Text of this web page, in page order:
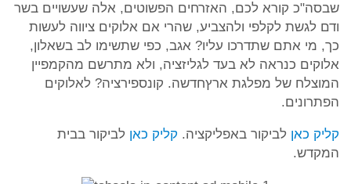
שבסה"כ קורא לכם, האזרחים הפשוטים, אלה שעשויים בשר
ודם לגשת לקלפי ולהצביע, שהרי אם אלוקים ציווה לעשות
כך, מי אתם שתדרכו עליו? אגב, כפי שתשימו לב בשאלון,
אלוקים כנראה לא בעד לגליזציה, ולא מתרשם מהקמפיין
המוצלח של מפלגת ארץחדשה. קונספירציה? לאלוקים
הפתרונים.
קליק כאן לביקור באפליקציה. קליק כאן לביקור בבית
המקדש.